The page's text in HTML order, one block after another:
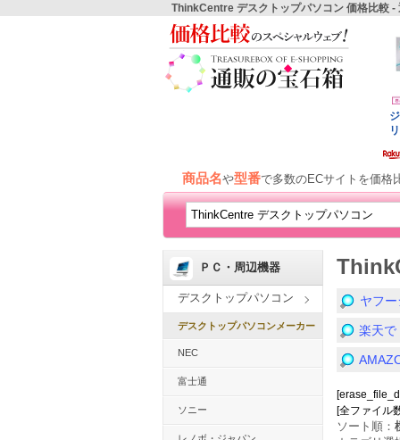
ThinkCentre デスクトップパソコン 価格比較 -
商品名や型番で多数のECサイトを価
ＰＣ・周辺機器
デスクトップパソコン
デスクトップパソコンメーカー
NEC
富士通
ソニー
ヤフ
楽天で
[全ファイル
ソート順：